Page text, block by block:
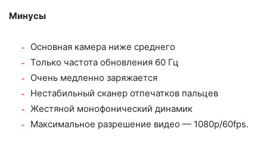
Минусы
Основная камера ниже среднего
Только частота обновления 60 Гц
Очень медленно заряжается
Нестабильный сканер отпечатков пальцев
Жестяной монофонический динамик
Максимальное разрешение видео — 1080p/60fps.